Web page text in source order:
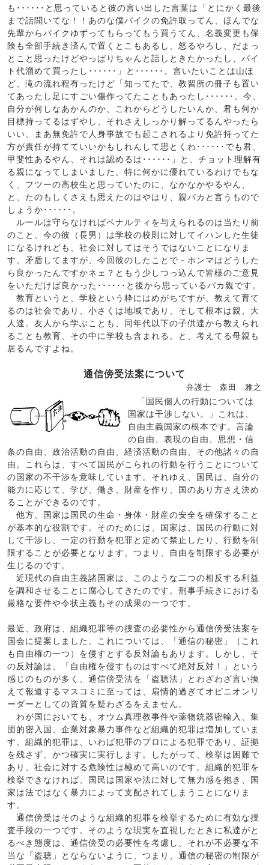
も･･････と思っていると彼の言い出した言葉は「とにかく最後
まで話聞いてな！！あのな僕バイクの免許取ってん、ほんでな
先輩からバイクゆずってもらってもう買うてん、名義変更も保
険も全部手続き済んで置くとこもあるし、怒るやろし、だまっ
とこと思ったけどやっぱりちゃんと話しときたかったし、バイ
ト代溜めて買ったし･･････」と･･････。言いたいことは山ほ
ど、滝の流れ程有ったけど「知ってたで、教習所の冊子も置い
てあったし足にすごい傷作ってたこともあったし･･････。今、
自分が何しなあかんのか、これからどうしたいんか、君も何か
目標持ってるはずやし、それさえしっかり解ってるんやったら
いい、まあ無免許で人身事故でも起こされるより免許持ってた
方が責任が持てていいかもしれんして思とくわ･･････でも君、
甲斐性あるやん、それは認めるは･･････」と、チョット理解有
る親になってしまいました。特に何かに優れているわけでもな
く、フツーの高校生と思っていたのに、なかなかやるやん、
と、たのもしくさえも思えたのはやはり、親バカと言うもので
しょうか･･････。
ルールは守らなければペナルティを与えられるのは当たり前
のこと、今の彼（長男）は学校の校則に対してイハンした生徒
になるけれども、社会に対してはそうではないことになりま
す。矛盾してますが、今回彼のしたことで－ホンマはどうした
ら良かったんですかネェ？ともう少しつっ込んで皆様のご意見
をいただけば良かった･･････と後から思っているバカ親です。
教育というと、学校という枠にはめがちですが、教えて育て
るのは社会であり、小さくは地域であり、そして根本は親、大
人達。友人から学ぶことも、同年代以下の子供達から教えられ
ることも教育、その中に学校も含まれる。と、考えてる母親も
居るんですよね。
通信傍受法案について
弁護士 森田 雅之
「国民個人の行動については
国家は干渉しない。」これは、
自由主義国家の根本です。言論
の自由、表現の自由、思想・信
条の自由、政治活動の自由、経済活動の自由、その他諸々の自
由。これらは、すべて国民がこられの行動を行うことについて
の国家の不干渉を意味しています。それゆえ、国民は、自分の
能力に応じて、学び、働き、財産を作り、国のあり方さえ決め
ることができるのです。
他方、国家は国民の生命・身体・財産の安全を確保すること
が基本的な役割です。そのためには、国家は、国民の行動に対
して干渉し、一定の行動を犯罪と定めて禁止したり、行動を制
限することが必要となります。つまり、自由を制限する必要が
生じるのです。
近現代の自由主義諸国家は、このような二つの相反する利益
を調和させることに腐心してきたのです。刑事手続きにおける
厳格な要件や令状主義もその成果の一つです。
最近、政府は、組織犯罪等の捜査の必要性から通信傍受法案を
国会に提案しました。これについては、「通信の秘密」（これ
も自由権の一つ）を侵すとする反対論もあります。しかし、そ
の反対論は、「自由権を侵すものはすべて絶対反対！」という
感じのものが多く、通信傍受法を「盗聴法」とわざわざ言い換
えて報道するマスコミに至っては、扇情的過ぎてオピニオンリ
ーダーとしての資質を疑わざるをえません。
わが国においても、オウム真理教事件や薬物銃器密輸入、集
団的密入国、企業対象暴力事件など組織的犯罪は増加していま
す。組織的犯罪は、いわば犯罪のプロによる犯罪であり、証拠
を残さず、かつ確実に実行します。したがって、検挙は困難で
あり、社会に対する危険性は極めて高いのです。組織的犯罪を
検挙できなければ、国民は国家や法に対して無力感を抱き、国
家は法ではなく暴力によって支配されてしまうことになりま
す。
通信傍受はそのような組織的犯罪を検挙するために有効な捜
査手段の一つです。そのような現実を直視したときに私達がと
るべき態度は、通信傍受の必要性を考慮し、それが不必要な不
当な「盗聴」とならないように、つまり、通信の秘密の制限が